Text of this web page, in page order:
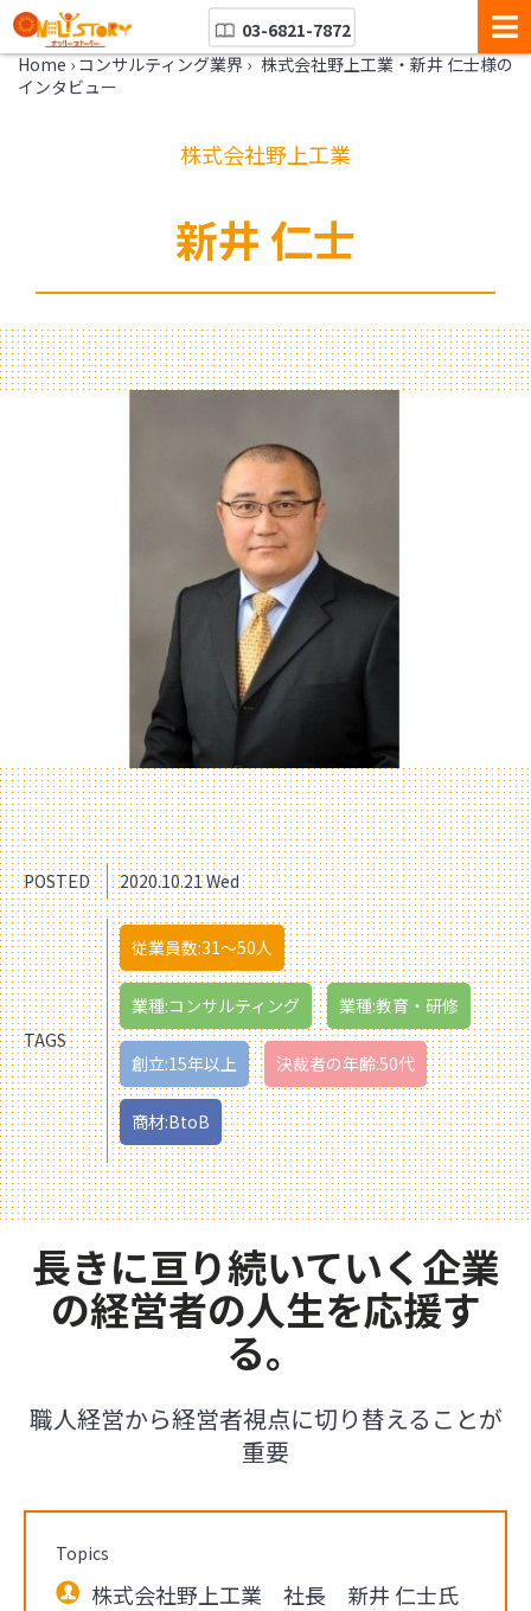
03-6821-7872
Home › コンサルティング業界 › 株式会社野上工業・新井 仁士様の
インタビュー
株式会社野上工業
新井 仁士
POSTED 2020.10.21 Wed
TAGS
従業員数:31〜50人
業種:コンサルティング 業種:教育・研修
創立:15年以上 決裁者の年齢:50代
商材:BtoB
長きに亘り続いていく企業
の経営者の人生を応援す
る。
職人経営から経営者視点に切り替えることが
重要
Topics
株式会社野上工業 社長 新井 仁士氏